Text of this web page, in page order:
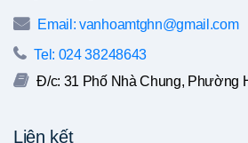
Email: vanhoamtghn@gmail.com
Tel: 024 38248643
Đ/c: 31 Phố Nhà Chung, Phường
Liên kết